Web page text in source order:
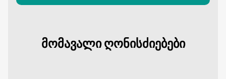
მომავალი ღონისძიებები